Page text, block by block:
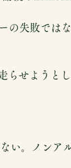
の失敗では
らせようと
い。ノンア